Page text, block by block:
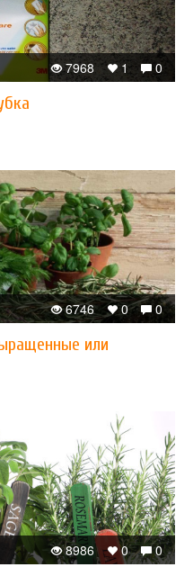
0
1
7968
0
0
6746
или
0
0
8986